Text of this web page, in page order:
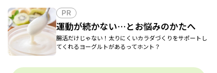
PR
運動が続かない…とお悩みのかたへ
腸活だけじゃない！太りにくいカラダづくりをサポートし
てくれるヨーグルトがあるってホント？